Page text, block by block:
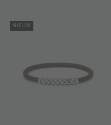
NIEUW